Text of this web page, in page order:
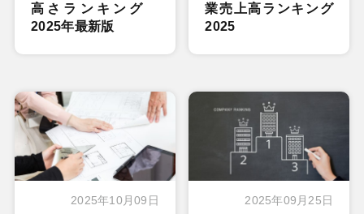
高さランキング
2025年最新版
業売上高ランキング
2025
2025年10月09日 2025年09月25日